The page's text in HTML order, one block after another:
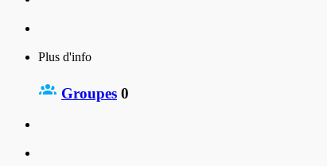
Plus d'info
Groupes 0